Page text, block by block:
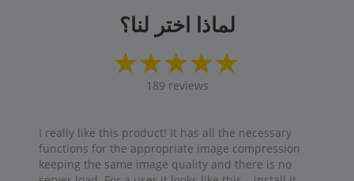
لماذا اختر لنا؟
189 reviews
I really like this product! It has all the necessary
functions for the appropriate image compression
keeping the same image quality and there is no